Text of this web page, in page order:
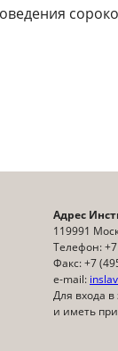
Адрес
119991
Телефон:
Факс: +7
e-mail:
Для входа
и иметь